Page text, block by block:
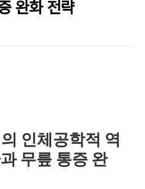
완화 전략
인체공학적 역
무릎 통증 완